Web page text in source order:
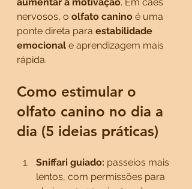
nervosos, o olfato canino é uma
ponte direta para estabilidade
emocional e aprendizagem mais
rápida.
Como estimular o
olfato canino no dia a
dia (5 ideias práticas)
Sniffari guiado: passeios mais
lentos, com permissões para